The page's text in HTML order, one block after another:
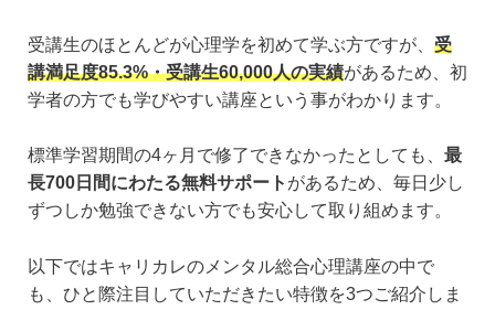
受講生のほとんどが心理学を初めて学ぶ方ですが、 受
講満足度85.3%・受講生60,000人の実績があるため、初
学者の方でも学びやすい講座という事がわかります。
標準学習期間の4ヶ月で修了できなかったとしても、 最
長700日間にわたる無料サポート があるため、毎日少し
ずつしか勉強できない方でも安心して取り組めます。
以下ではキャリカレのメンタル総合心理講座の中で
も、ひと際注目していただきたい特徴を3つご紹介しま